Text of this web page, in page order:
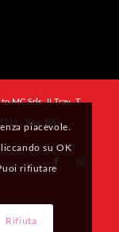
MC Srls, II Trav. T.
, Rea: NA-
piacevole.
su OK
rifiutare
Rifiuta